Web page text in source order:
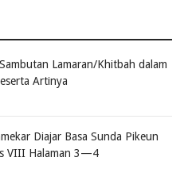
Lamaran/Khitbah dalam
Artinya
Diajar Basa Sunda Pikeun
VIII Halaman 3—4